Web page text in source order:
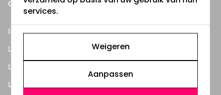
ONZE PRODUCTEN
Inbouwspots
LED Lampen
LED TL Buizen
LED Panelen
services.
Weigeren
Aanpassen